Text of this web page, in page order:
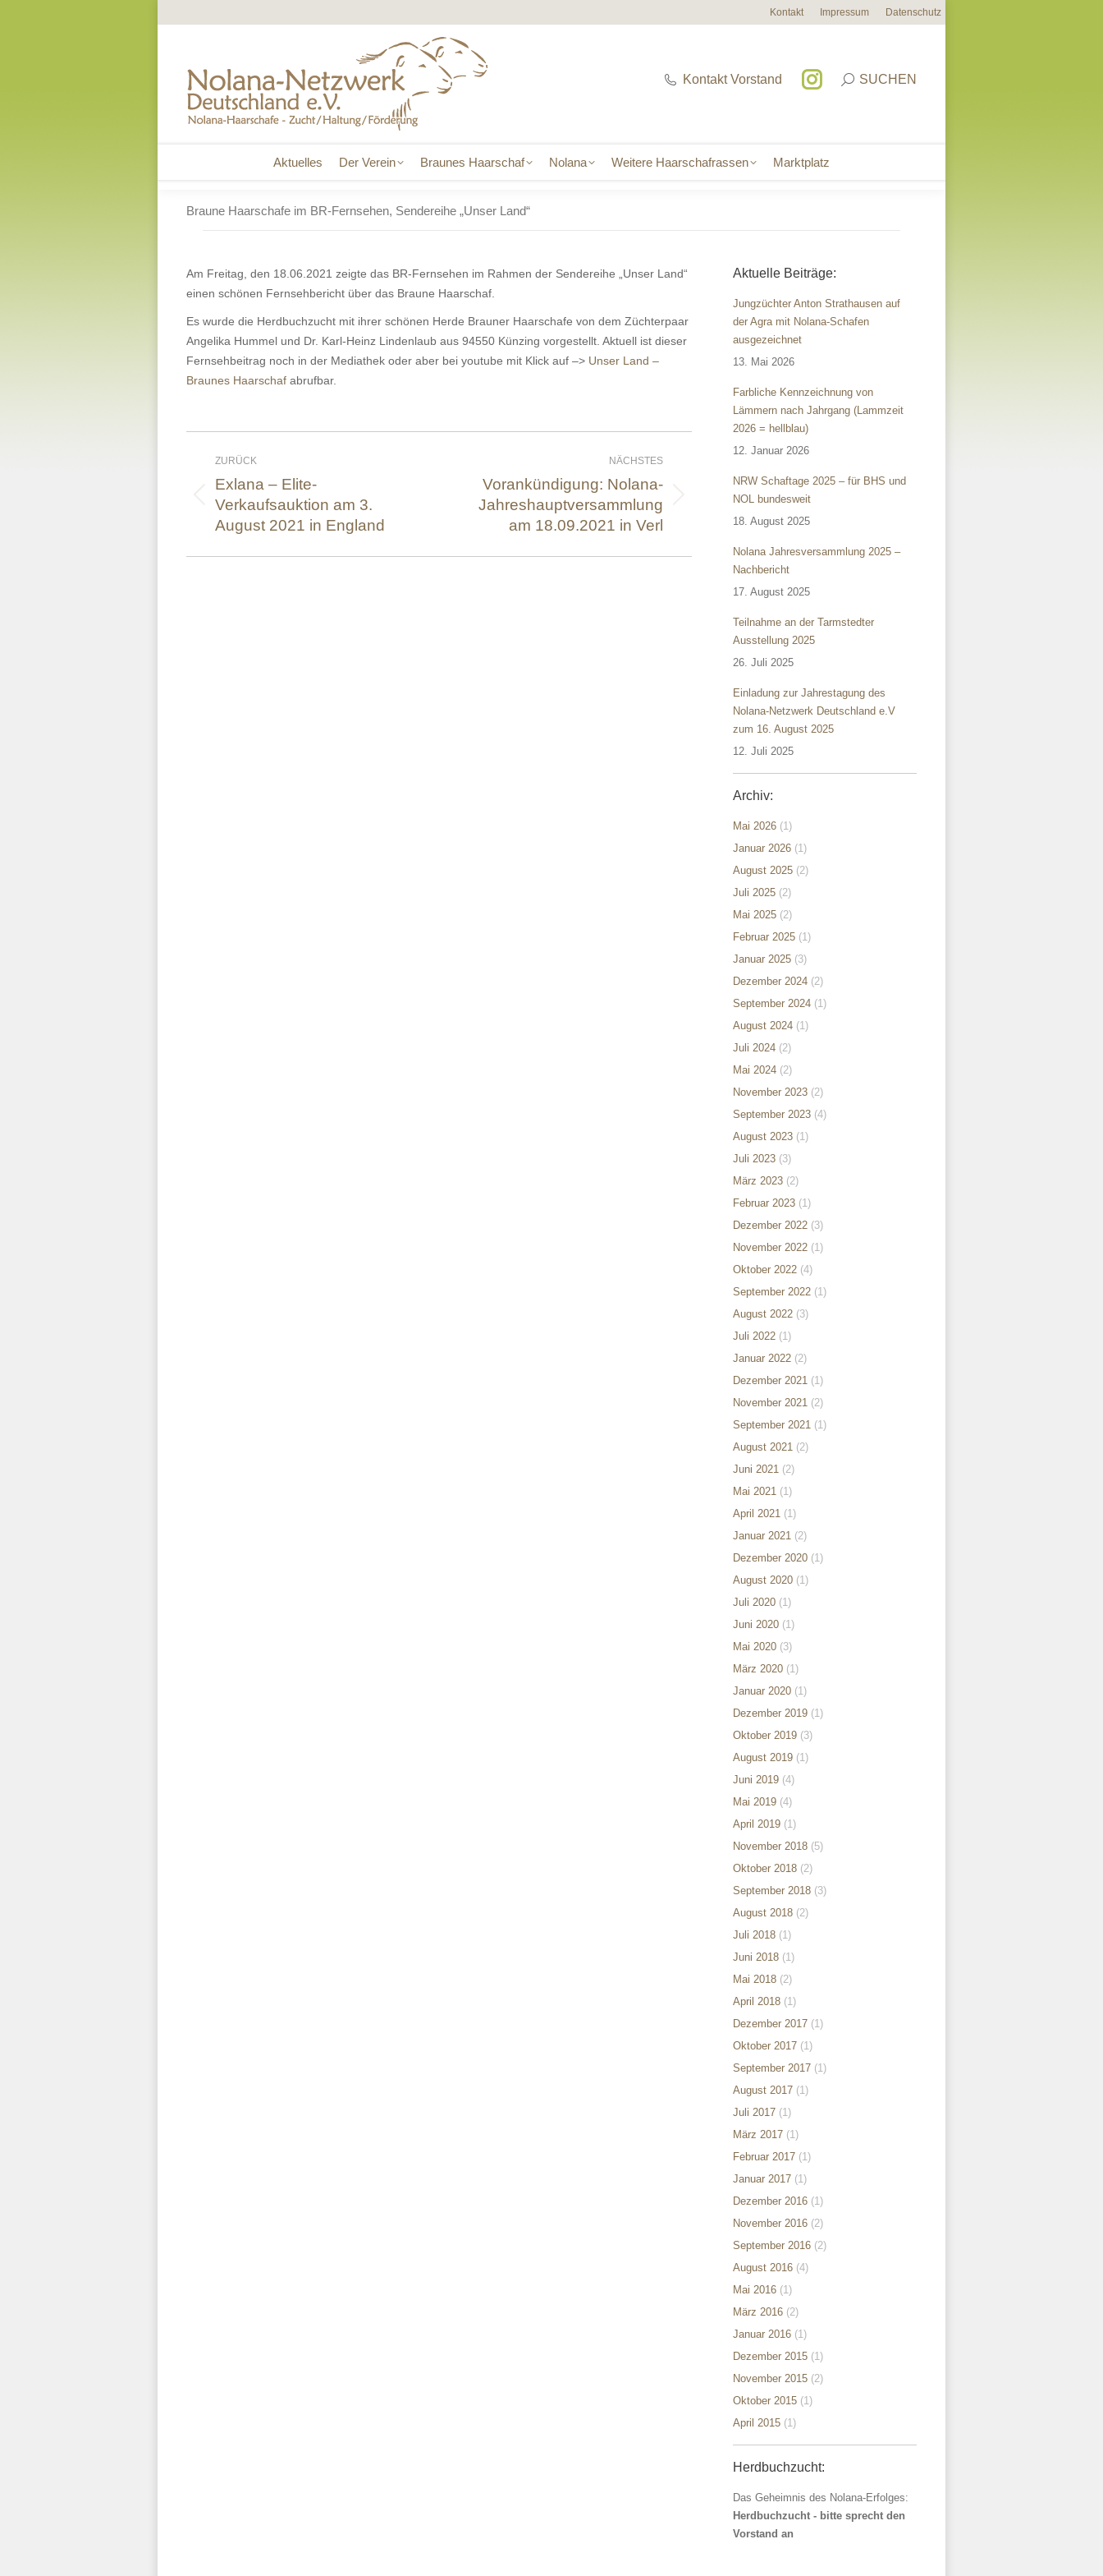
Kontakt Impressum Datenschutz
Kontakt Vorstand SUCHEN
Aktuelles Der Verein Braunes Haarschaf Nolana Weitere Haarschafrassen Marktplatz
Braune Haarschafe im BR-Fernsehen, Sendereihe „Unser Land“
Am Freitag, den 18.06.2021 zeigte das BR-Fernsehen im Rahmen der Sendereihe „Unser Land“
einen schönen Fernsehbericht über das Braune Haarschaf.
Es wurde die Herdbuchzucht mit ihrer schönen Herde Brauner Haarschafe von dem Züchterpaar
Angelika Hummel und Dr. Karl-Heinz Lindenlaub aus 94550 Künzing vorgestellt. Aktuell ist dieser
Fernsehbeitrag noch in der Mediathek oder aber bei youtube mit Klick auf –> Unser Land –
Braunes Haarschaf abrufbar.
ZURÜCK
Vorheriger
Beitrag:
Exlana – Elite-
Verkaufsauktion am 3.
August 2021 in England
NÄCHSTES
Nächster
Vorankündigung: Nolana-
Jahreshauptversammlung
am 18.09.2021 in Verl
Aktuelle Beiträge:
Jungzüchter Anton Strathausen auf
der Agra mit Nolana-Schafen
ausgezeichnet
13. Mai 2026
Farbliche Kennzeichnung von
Lämmern nach Jahrgang (Lammzeit
2026 = hellblau)
12. Januar 2026
NRW Schaftage 2025 – für BHS und
NOL bundesweit
18. August 2025
Nolana Jahresversammlung 2025 –
Nachbericht
17. August 2025
Teilnahme an der Tarmstedter
Ausstellung 2025
26. Juli 2025
Einladung zur Jahrestagung des
Nolana-Netzwerk Deutschland e.V
zum 16. August 2025
12. Juli 2025
Archiv:
Mai 2026(1)
Januar 2026(1)
August 2025(2)
Juli 2025(2)
Mai 2025(2)
Februar 2025(1)
Januar 2025(3)
Dezember 2024(2)
September 2024(1)
August 2024(1)
Juli 2024(2)
Mai 2024(2)
November 2023(2)
September 2023(4)
August 2023(1)
Juli 2023(3)
März 2023(2)
Februar 2023(1)
Dezember 2022(3)
November 2022(1)
Oktober 2022(4)
September 2022(1)
August 2022(3)
Juli 2022(1)
Januar 2022(2)
Dezember 2021(1)
November 2021(2)
September 2021(1)
August 2021(2)
Juni 2021(2)
Mai 2021(1)
April 2021(1)
Januar 2021(2)
Dezember 2020(1)
August 2020(1)
Juli 2020(1)
Juni 2020(1)
Mai 2020(3)
März 2020(1)
Januar 2020(1)
Dezember 2019(1)
Oktober 2019(3)
August 2019(1)
Juni 2019(4)
Mai 2019(4)
April 2019(1)
November 2018(5)
Oktober 2018(2)
September 2018(3)
August 2018(2)
Juli 2018(1)
Juni 2018(1)
Mai 2018(2)
April 2018(1)
Dezember 2017(1)
Oktober 2017(1)
September 2017(1)
August 2017(1)
Juli 2017(1)
März 2017(1)
Februar 2017(1)
Januar 2017(1)
Dezember 2016(1)
November 2016(2)
September 2016(2)
August 2016(4)
Mai 2016(1)
März 2016(2)
Januar 2016(1)
Dezember 2015(1)
November 2015(2)
Oktober 2015(1)
April 2015(1)
Herdbuchzucht:
Das Geheimnis des Nolana-Erfolges:
Herdbuchzucht - bitte sprecht den
Vorstand an
Aktuelles Der Verein Braunes Haarschaf Nolana Weitere Haarschafrassen Marktplatz